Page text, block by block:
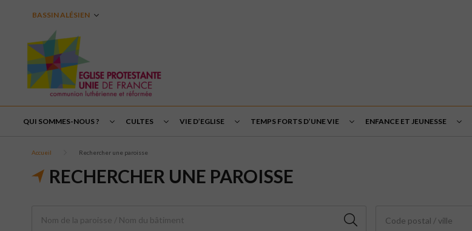
BASSIN ALÉSIEN
QUI SOMMES-NOUS ? CULTES VIE D’EGLISE TEMPS FORTS D’UNE VIE ENFANCE ET JEUNESSE
Accueil Rechercher une paroisse
RECHERCHER UNE PAROISSE
Code postal / ville